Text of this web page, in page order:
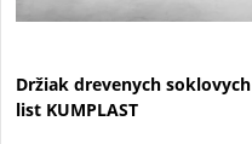
e
p
p
Držiak drevenych soklovych
list KUMPLAST